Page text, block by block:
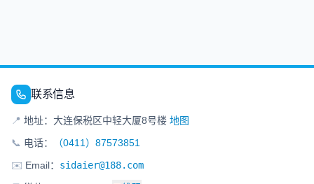
联系信息
📍 地址：大连保税区中轻大厦8号楼 地图
📞 电话：
（0411）87573851
✉️ Email： sidaier@188.com